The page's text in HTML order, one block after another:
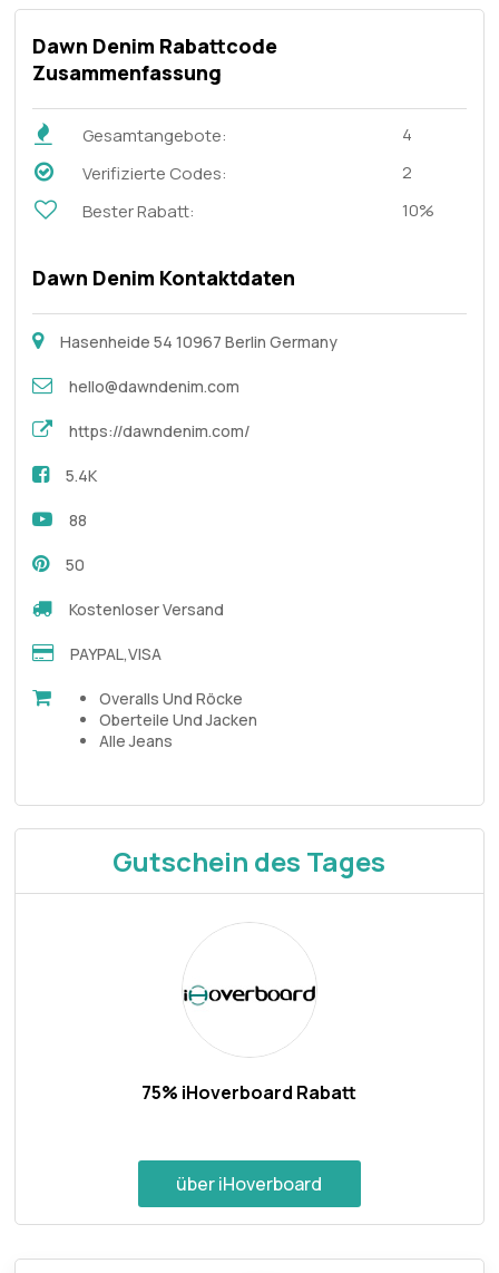
Dawn Denim Rabattcode
Zusammenfassung
Gesamtangebote:
4
Verifizierte Codes:
2
Bester Rabatt:
10%
Dawn Denim Kontaktdaten
Hasenheide 54 10967 Berlin Germany
hello@dawndenim.com
https://dawndenim.com/
5.4K
88
50
Kostenloser Versand
PAYPAL,VISA
Overalls Und Röcke
Oberteile Und Jacken
Alle Jeans
Gutschein des Tages
75% iHoverboard Rabatt
über iHoverboard